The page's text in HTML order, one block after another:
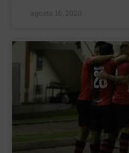
agosto 16, 2020